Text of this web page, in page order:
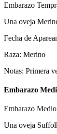
Embarazo
Una oveja
Fecha de
Raza: Merino
Notas: Primera
Embarazo
Embarazo Medio
Una oveja